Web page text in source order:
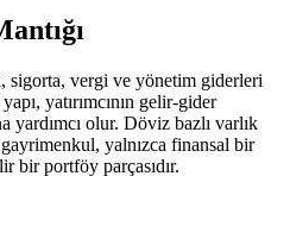
sigorta, vergi ve yönetim giderleri
yatırımcının gelir-gider
yardımcı olur. Döviz bazlı varlık
yalnızca finansal bir
bir portföy parçasıdır.